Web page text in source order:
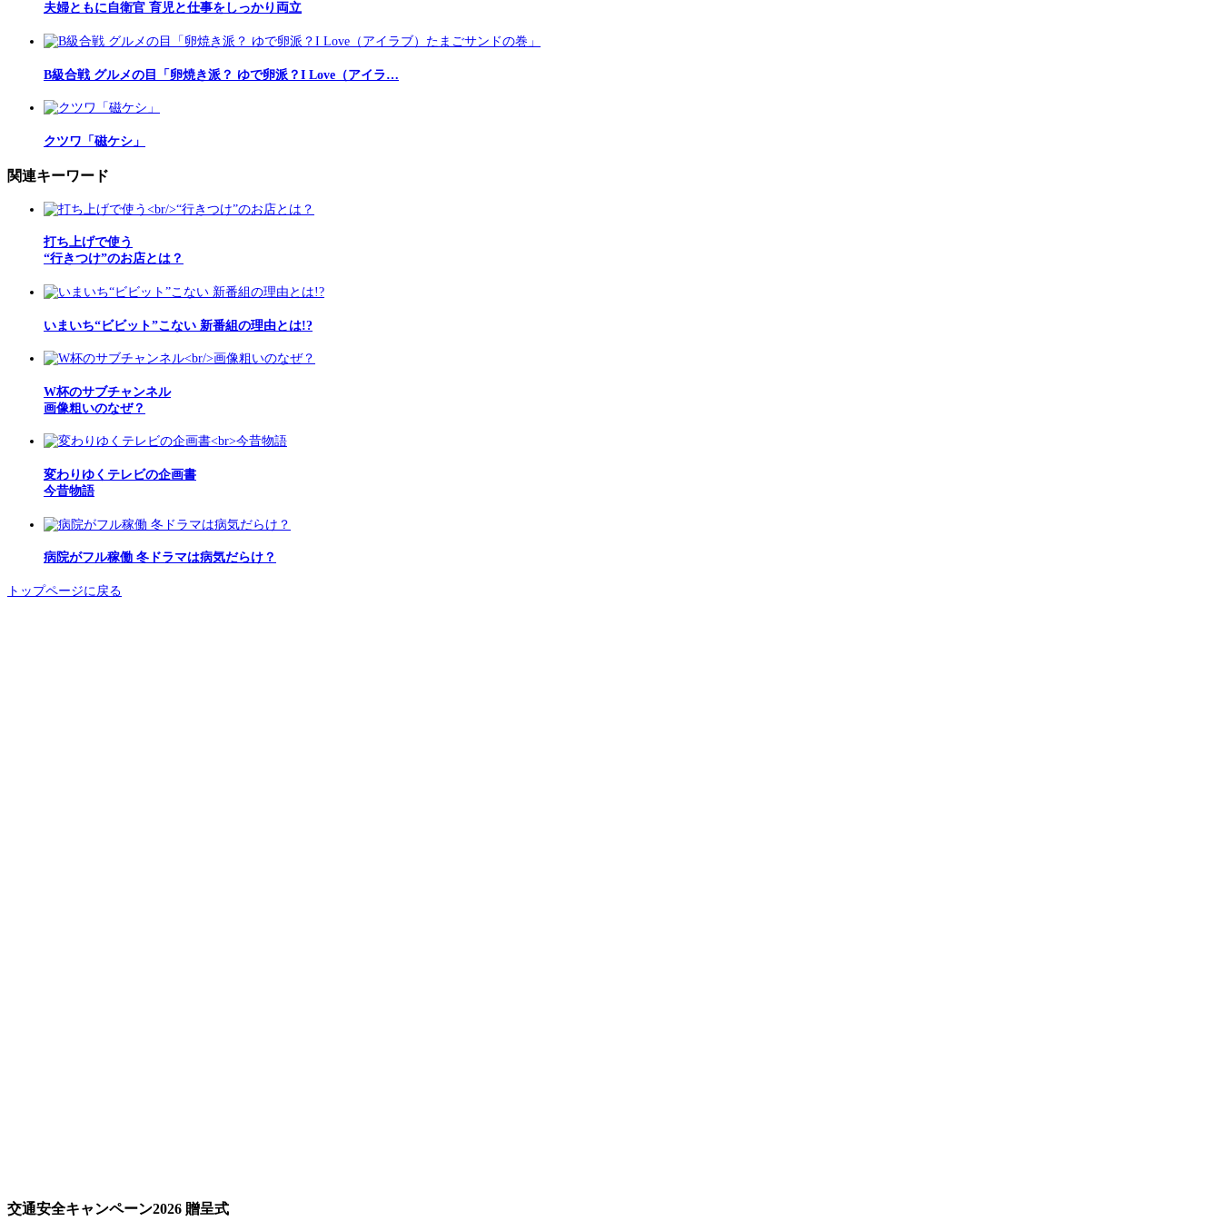
夫婦ともに自衛官 育児と仕事をしっかり両立
B級合戦 グルメの目「卵焼き派？ ゆで卵派？I Love（アイラ…
クツワ「磁ケシ」
関連キーワード
打ち上げで使う
“行きつけ”のお店とは？
いまいち“ビビット”こない 新番組の理由とは!?
W杯のサブチャンネル
画像粗いのなぜ？
変わりゆくテレビの企画書
今昔物語
病院がフル稼働 冬ドラマは病気だらけ？
トップページに戻る
交通安全キャンペーン2026 贈呈式